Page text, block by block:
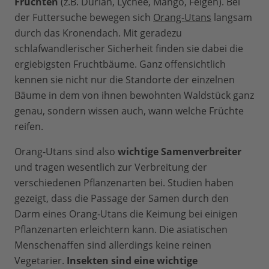
der Futtersuche bewegen sich Orang-Utans langsam
durch das Kronendach. Mit geradezu
schlafwandlerischer Sicherheit finden sie dabei die
ergiebigsten Fruchtbäume. Ganz offensichtlich
kennen sie nicht nur die Standorte der einzelnen
Bäume in dem von ihnen bewohnten Waldstück ganz
genau, sondern wissen auch, wann welche Früchte
reifen.
Orang-Utans sind also wichtige Samenverbreiter
und tragen wesentlich zur Verbreitung der
verschiedenen Pflanzenarten bei. Studien haben
gezeigt, dass die Passage der Samen durch den
Darm eines Orang-Utans die Keimung bei einigen
Pflanzenarten erleichtern kann. Die asiatischen
Menschenaffen sind allerdings keine reinen
Vegetarier. Insekten sind eine wichtige